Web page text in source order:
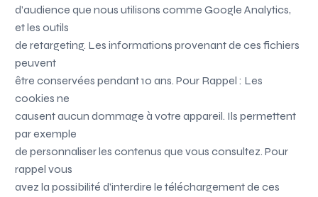
d’audience que nous utilisons comme Google Analytics,
et les outils
de retargeting. Les informations provenant de ces fichiers
peuvent
être conservées pendant 10 ans. Pour Rappel : Les
cookies ne
causent aucun dommage à votre appareil. Ils permettent
par exemple
de personnaliser les contenus que vous consultez. Pour
rappel vous
avez la possibilité d’interdire le téléchargement de ces